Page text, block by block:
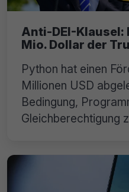
Anti-DEI-Klausel:
Mio. Dollar der
Python hat einen
Millionen USD
Bedingung,
Gleichberechtigung